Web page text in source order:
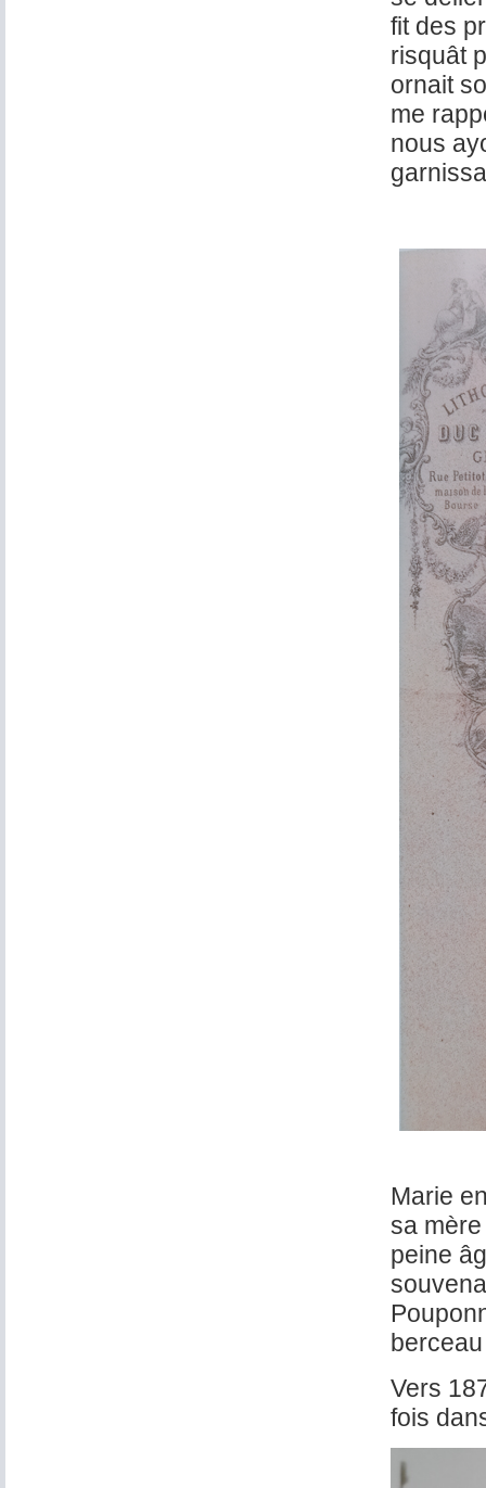
fit des
risquât
ornait
me
nous
Marie
sa
peine
Vers
fois